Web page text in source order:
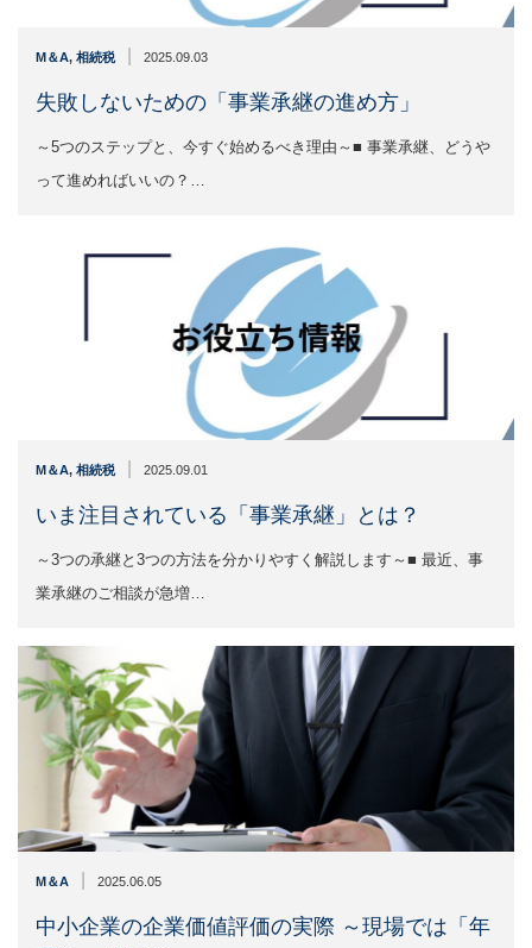
M＆A, 相続税 2025.09.03
失敗しないための「事業承継の進め方」
～5つのステップと、今すぐ始めるべき理由～■ 事業承継、どうや
って進めればいいの？…
M＆A, 相続税 2025.09.01
いま注目されている「事業承継」とは？
～3つの承継と3つの方法を分かりやすく解説します～■ 最近、事
業承継のご相談が急増…
M＆A 2025.06.05
中小企業の企業価値評価の実際 ～現場では「年